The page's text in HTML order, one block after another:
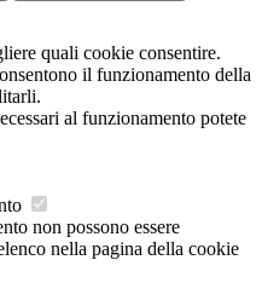
quali cookie consentire.
il funzionamento della
al funzionamento potete
non possono essere
nella pagina della cookie